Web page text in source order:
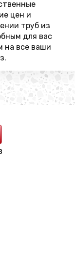
цен и
труб из
для вас
на все ваши